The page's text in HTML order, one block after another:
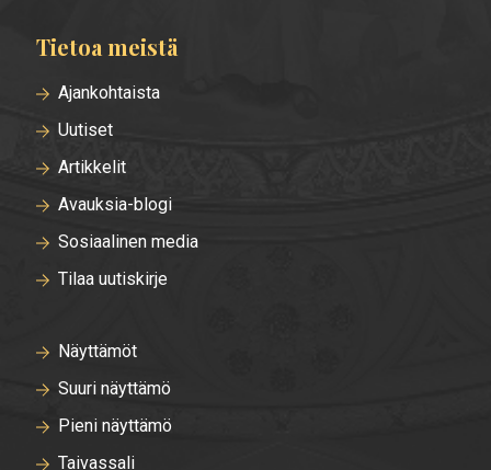
Tietoa meistä
Ajankohtaista
Uutiset
Artikkelit
Avauksia-blogi
Sosiaalinen media
Tilaa uutiskirje
Näyttämöt
Suuri näyttämö
Pieni näyttämö
Taivassali